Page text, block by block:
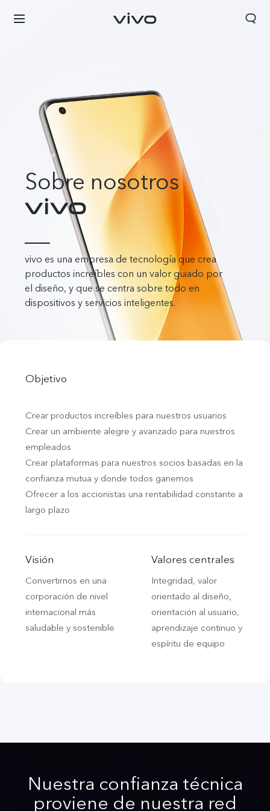
México | Seleccione país/región
Sobre nosotros
vivo es una empresa de tecnología que crea
productos increíbles con un valor guiado por
el diseño, y que se centra sobre todo en
dispositivos y servicios inteligentes.
Objetivo
Crear productos increíbles para nuestros usuarios
Crear un ambiente alegre y avanzado para nuestros
empleados
Crear plataformas para nuestros socios basadas en la
confianza mutua y donde todos ganemos
Ofrecer a los accionistas una rentabilidad constante a
largo plazo
Visión
Convertirnos en una
corporación de nivel
internacional más
saludable y sostenible
Valores centrales
Integridad, valor
orientado al diseño,
orientación al usuario,
aprendizaje continuo y
espíritu de equipo
Nuestra confianza técnica
proviene de nuestra red